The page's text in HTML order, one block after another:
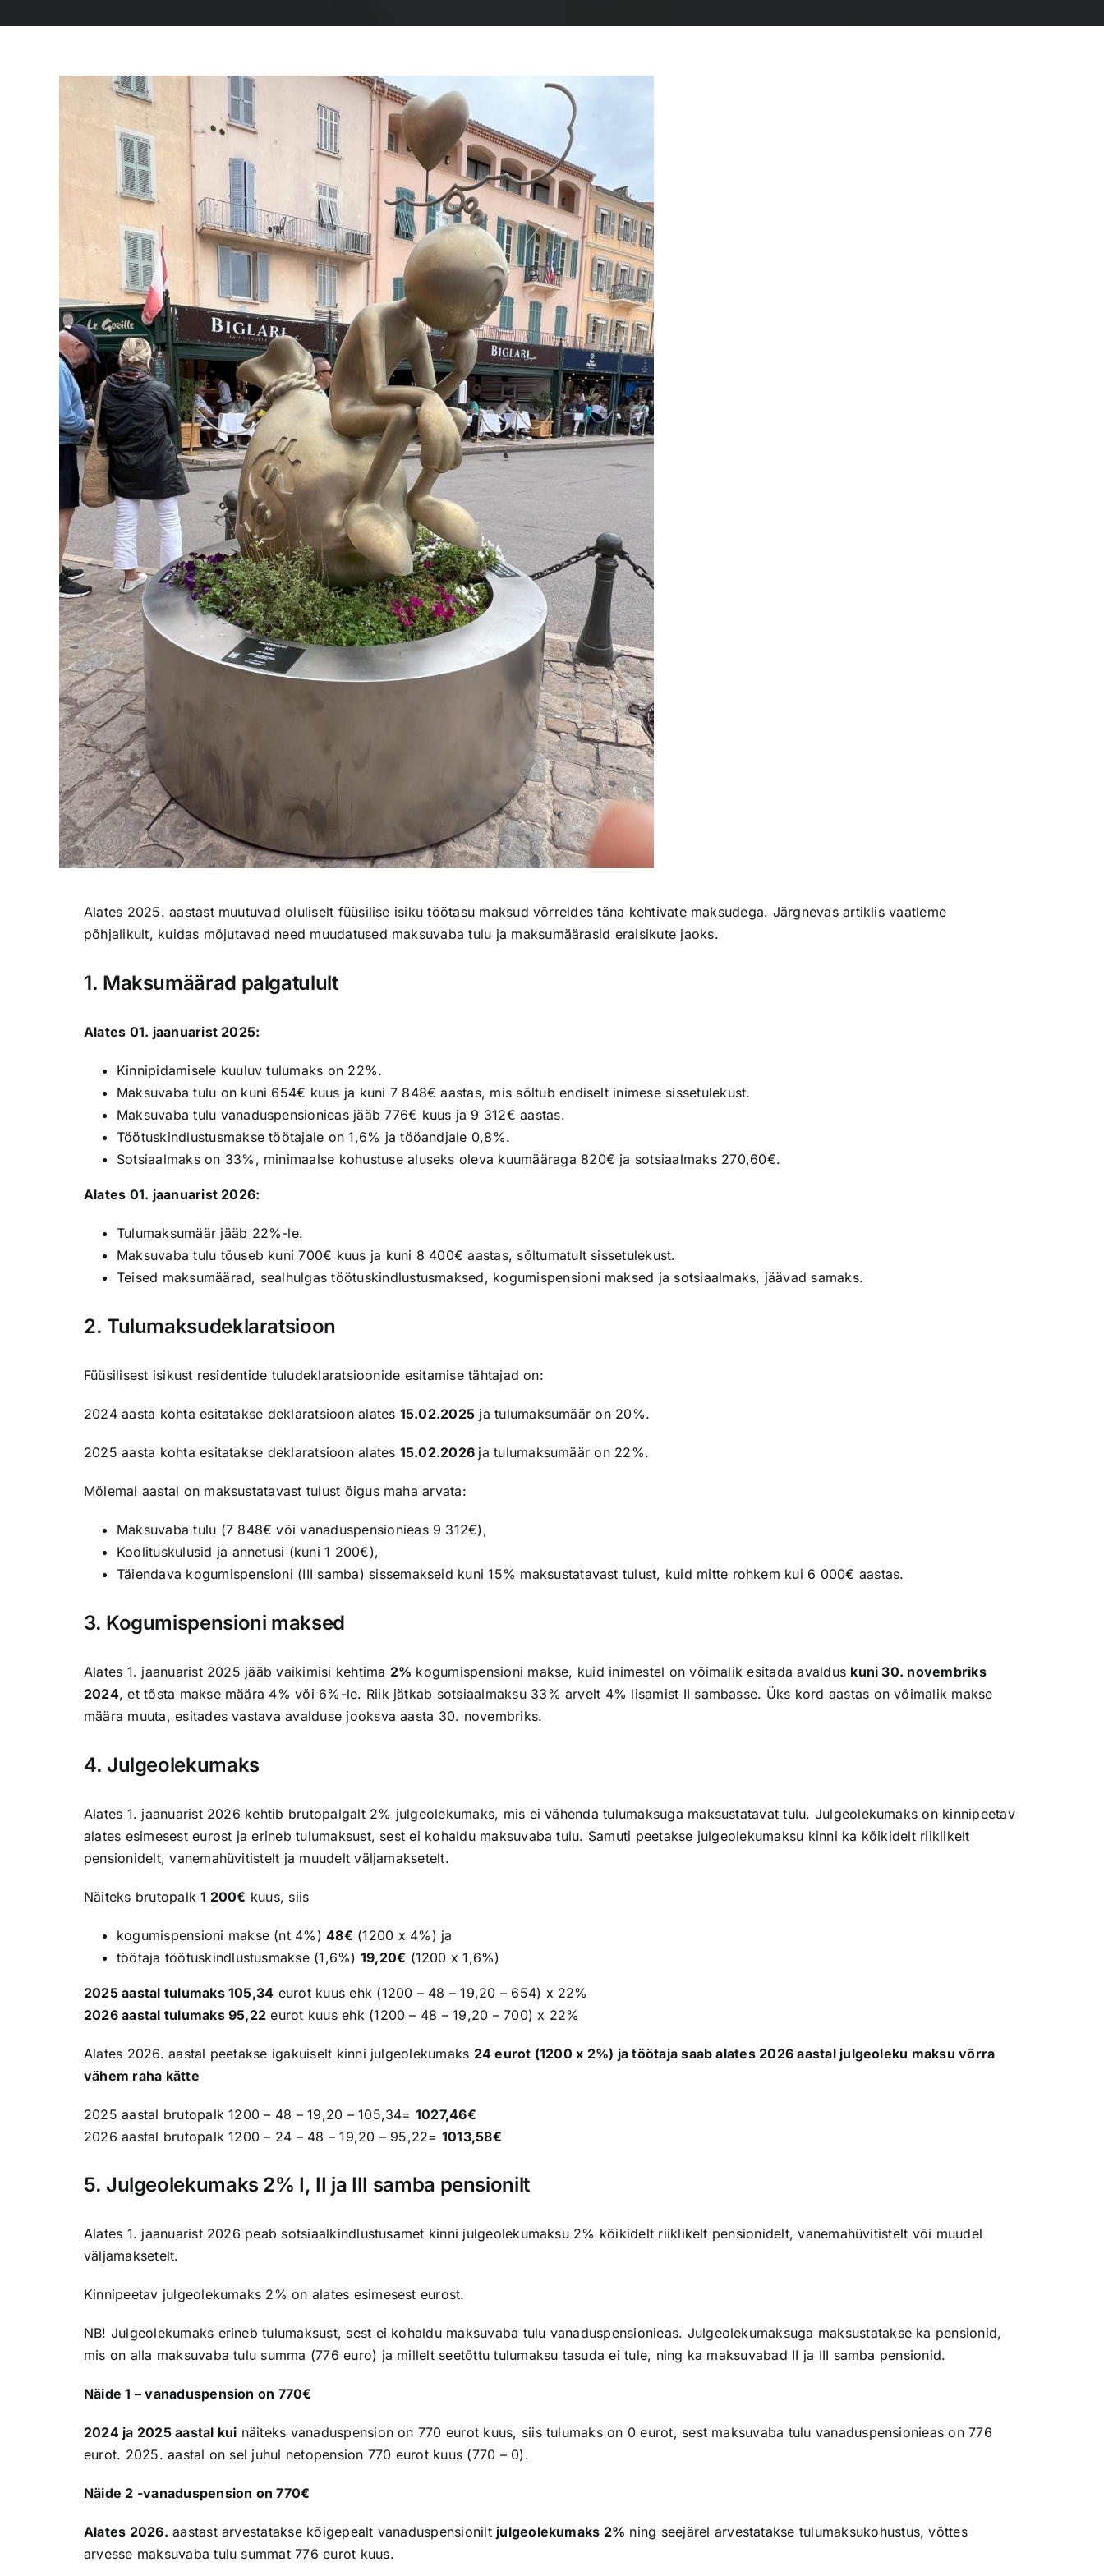
Alates 2025. aastast muutuvad oluliselt füüsilise isiku töötasu maksud võrreldes täna kehtivate maksudega. Järgnevas artiklis vaatleme
põhjalikult, kuidas mõjutavad need muudatused maksuvaba tulu ja maksumäärasid eraisikute jaoks.
1. Maksumäärad palgatulult
Alates 01. jaanuarist 2025:
Kinnipidamisele kuuluv tulumaks on 22%.
Maksuvaba tulu on kuni 654€ kuus ja kuni 7 848€ aastas, mis sõltub endiselt inimese sissetulekust.
Maksuvaba tulu vanaduspensionieas jääb 776€ kuus ja 9 312€ aastas.
Töötuskindlustusmakse töötajale on 1,6% ja tööandjale 0,8%.
Sotsiaalmaks on 33%, minimaalse kohustuse aluseks oleva kuumääraga 820€ ja sotsiaalmaks 270,60€.
Alates 01. jaanuarist 2026:
Tulumaksumäär jääb 22%-le.
Maksuvaba tulu tõuseb kuni 700€ kuus ja kuni 8 400€ aastas, sõltumatult sissetulekust.
Teised maksumäärad, sealhulgas töötuskindlustusmaksed, kogumispensioni maksed ja sotsiaalmaks, jäävad samaks.
2. Tulumaksudeklaratsioon
Füüsilisest isikust residentide tuludeklaratsioonide esitamise tähtajad on:
2024 aasta kohta esitatakse deklaratsioon alates 15.02.2025 ja tulumaksumäär on 20%.
2025 aasta kohta esitatakse deklaratsioon alates 15.02.2026 ja tulumaksumäär on 22%.
Mõlemal aastal on maksustatavast tulust õigus maha arvata:
Maksuvaba tulu (7 848€ või vanaduspensionieas 9 312€),
Koolituskulusid ja annetusi (kuni 1 200€),
Täiendava kogumispensioni (III samba) sissemakseid kuni 15% maksustatavast tulust, kuid mitte rohkem kui 6 000€ aastas.
3. Kogumispensioni maksed
Alates 1. jaanuarist 2025 jääb vaikimisi kehtima 2% kogumispensioni makse, kuid inimestel on võimalik esitada avaldus kuni 30. novembriks
2024, et tõsta makse määra 4% või 6%-le. Riik jätkab sotsiaalmaksu 33% arvelt 4% lisamist II sambasse. Üks kord aastas on võimalik makse
määra muuta, esitades vastava avalduse jooksva aasta 30. novembriks.
4. Julgeolekumaks
Alates 1. jaanuarist 2026 kehtib brutopalgalt 2% julgeolekumaks, mis ei vähenda tulumaksuga maksustatavat tulu. Julgeolekumaks on kinnipeetav
alates esimesest eurost ja erineb tulumaksust, sest ei kohaldu maksuvaba tulu. Samuti peetakse julgeolekumaksu kinni ka kõikidelt riiklikelt
pensionidelt, vanemahüvitistelt ja muudelt väljamaksetelt.
Näiteks brutopalk1 200€ kuus, siis
kogumispensioni makse (nt 4%)48€ (1200 x 4%) ja
töötaja töötuskindlustusmakse (1,6%) 19,20€ (1200 x 1,6%)
2025 aastal tulumaks 105,34 eurot kuus ehk (1200 – 48 – 19,20 – 654) x 22%
2026 aastal tulumaks 95,22 eurot kuus ehk (1200 – 48 – 19,20 – 700) x 22%
Alates 2026. aastal peetakse igakuiselt kinni julgeolekumaks 24 eurot (1200 x 2%) ja töötaja saab alates 2026 aastal julgeoleku maksu võrra
vähem raha kätte
2025 aastal brutopalk 1200 – 48 – 19,20 – 105,34= 1027,46€
2026 aastal brutopalk 1200 – 24 – 48 – 19,20 – 95,22= 1013,58€
5. Julgeolekumaks 2% I, II ja III samba pensionilt
Alates 1. jaanuarist 2026 peab sotsiaalkindlustusamet kinni julgeolekumaksu 2% kõikidelt riiklikelt pensionidelt, vanemahüvitistelt või muudel
väljamaksetelt.
Kinnipeetav julgeolekumaks 2% on alates esimesest eurost.
NB! Julgeolekumaks erineb tulumaksust, sest ei kohaldu maksuvaba tulu vanaduspensionieas. Julgeolekumaksuga maksustatakse ka pensionid,
mis on alla maksuvaba tulu summa (776 euro) ja millelt seetõttu tulumaksu tasuda ei tule, ning ka maksuvabad II ja III samba pensionid.
Näide 1 – vanaduspension on 770€
2024 ja 2025 aastal kui näiteks vanaduspension on 770 eurot kuus, siis tulumaks on 0 eurot, sest maksuvaba tulu vanaduspensionieas on 776
eurot. 2025. aastal on sel juhul netopension 770 eurot kuus (770 – 0).
Näide 2 -vanaduspension on 770€
Alates 2026. aastast arvestatakse kõigepealt vanaduspensionilt julgeolekumaks 2% ning seejärel arvestatakse tulumaksukohustus, võttes
arvesse maksuvaba tulu summat 776 eurot kuus.